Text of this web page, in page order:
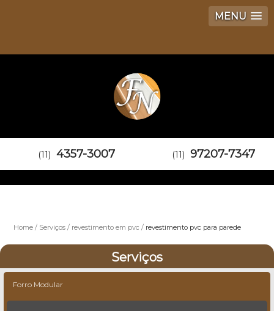
MENU
(11) 4357-3007 (11) 97207-7347
Home Serviços revestimento em pvc revestimento pvc para parede
Serviços
Forro Modular